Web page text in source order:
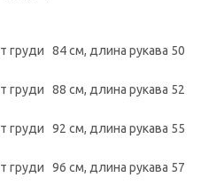
груди 84 см, длина рукава 50
груди 88 см, длина рукава 52
груди 92 см, длина рукава 55
груди 96 см, длина рукава 57